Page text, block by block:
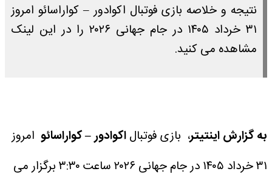
نتیجه و خلاصه بازی فوتبال اکوادور – کواراسائو امروز
۳۱ خرداد ۱۴۰۵ در جام جهانی ۲۰۲۶ را در این لینک
مشاهده می کنید.
به گزارش اینتیتر، بازی فوتبالاکوادور – کواراسائو امروز
۳۱ خرداد ۱۴۰۵ در جام جهانی ۲۰۲۶ ساعت ۳:۳۰ برگزار می